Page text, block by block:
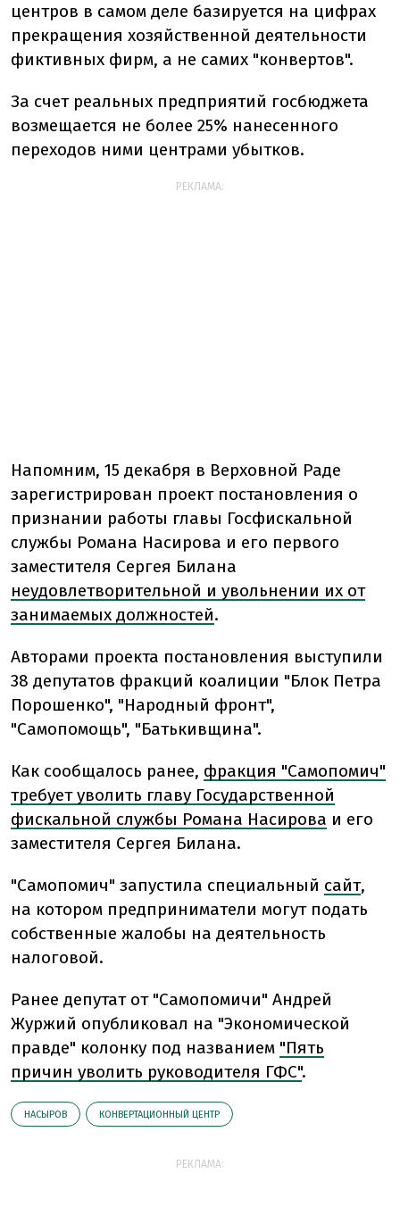
центров в самом деле базируется на цифрах
прекращения хозяйственной деятельности
фиктивных фирм, а не самих "конвертов".
За счет реальных предприятий госбюджета
возмещается не более 25% нанесенного
переходов ними центрами убытков.
РЕКЛАМА:
Напомним, 15 декабря в Верховной Раде
зарегистрирован проект постановления о
признании работы главы Госфискальной
службы Романа Насирова и его первого
заместителя Сергея Билана
неудовлетворительной и увольнении их от
занимаемых должностей.
Авторами проекта постановления выступили
38 депутатов фракций коалиции "Блок Петра
Порошенко", "Народный фронт",
"Самопомощь", "Батькивщина".
Как сообщалось ранее, фракция "Самопомич"
требует уволить главу Государственной
фискальной службы Романа Насирова и его
заместителя Сергея Билана.
"Самопомич" запустила специальный сайт,
на котором предприниматели могут подать
собственные жалобы на деятельность
налоговой.
Ранее депутат от "Самопомичи" Андрей
Журжий опубликовал на "Экономической
правде" колонку под названием "Пять
причин уволить руководителя ГФС".
НАСЫРОВ КОНВЕРТАЦИОННЫЙ ЦЕНТР
РЕКЛАМА: